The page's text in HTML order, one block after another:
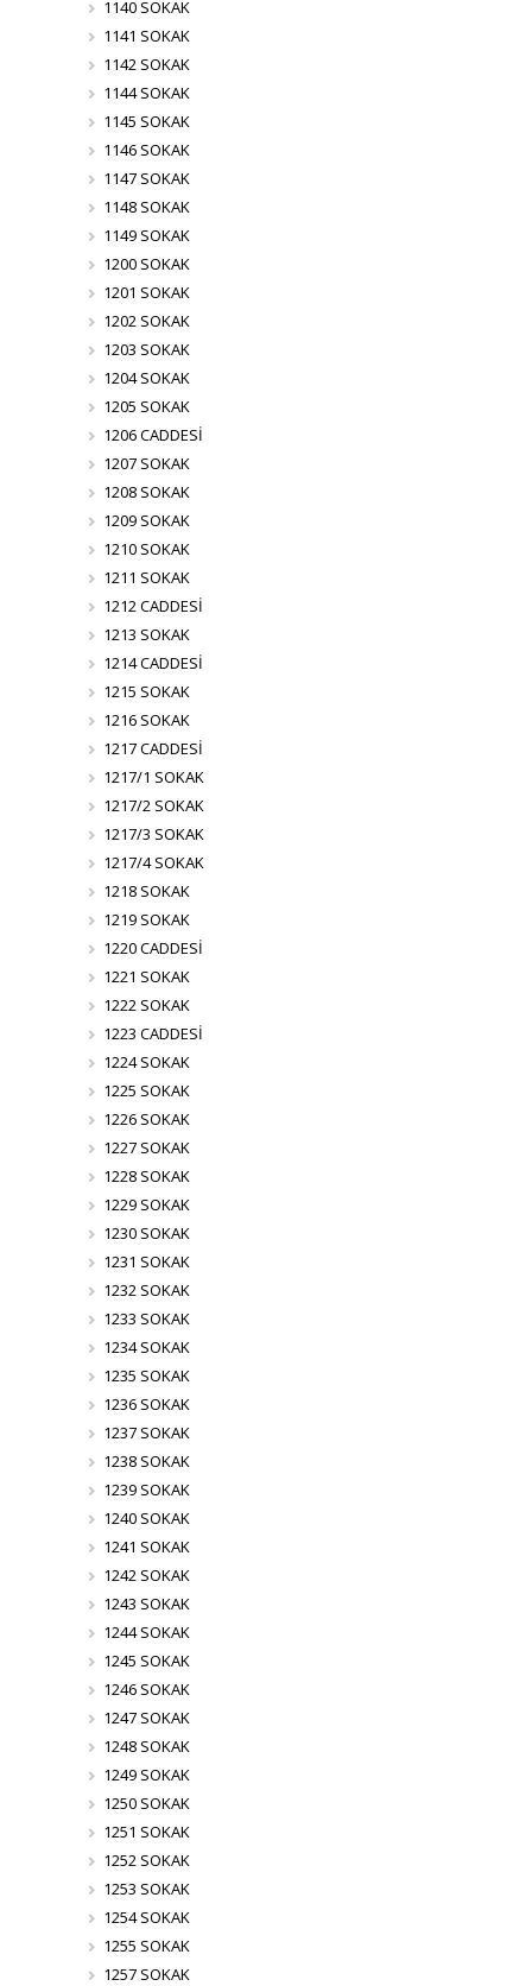
1140 SOKAK
1141 SOKAK
1142 SOKAK
1144 SOKAK
1145 SOKAK
1146 SOKAK
1147 SOKAK
1148 SOKAK
1149 SOKAK
1200 SOKAK
1201 SOKAK
1202 SOKAK
1203 SOKAK
1204 SOKAK
1205 SOKAK
1206 CADDESİ
1207 SOKAK
1208 SOKAK
1209 SOKAK
1210 SOKAK
1211 SOKAK
1212 CADDESİ
1213 SOKAK
1214 CADDESİ
1215 SOKAK
1216 SOKAK
1217 CADDESİ
1217/1 SOKAK
1217/2 SOKAK
1217/3 SOKAK
1217/4 SOKAK
1218 SOKAK
1219 SOKAK
1220 CADDESİ
1221 SOKAK
1222 SOKAK
1223 CADDESİ
1224 SOKAK
1225 SOKAK
1226 SOKAK
1227 SOKAK
1228 SOKAK
1229 SOKAK
1230 SOKAK
1231 SOKAK
1232 SOKAK
1233 SOKAK
1234 SOKAK
1235 SOKAK
1236 SOKAK
1237 SOKAK
1238 SOKAK
1239 SOKAK
1240 SOKAK
1241 SOKAK
1242 SOKAK
1243 SOKAK
1244 SOKAK
1245 SOKAK
1246 SOKAK
1247 SOKAK
1248 SOKAK
1249 SOKAK
1250 SOKAK
1251 SOKAK
1252 SOKAK
1253 SOKAK
1254 SOKAK
1255 SOKAK
1257 SOKAK